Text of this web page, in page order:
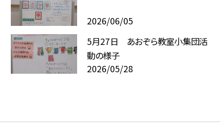
2026/06/05
5月27日 あおぞら教室小集団活
動の様子
2026/05/28